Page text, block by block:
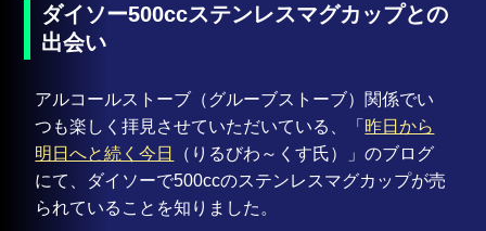
ダイソー500ccステンレスマグカップとの
出会い
アルコールストーブ（グルーブストーブ）関係でい
つも楽しく拝見させていただいている、「 昨日から
明日へと続く今日
（りるびわ～くす氏）」のブログ
にて、ダイソーで500ccのステンレスマグカップが売
られていることを知りました。